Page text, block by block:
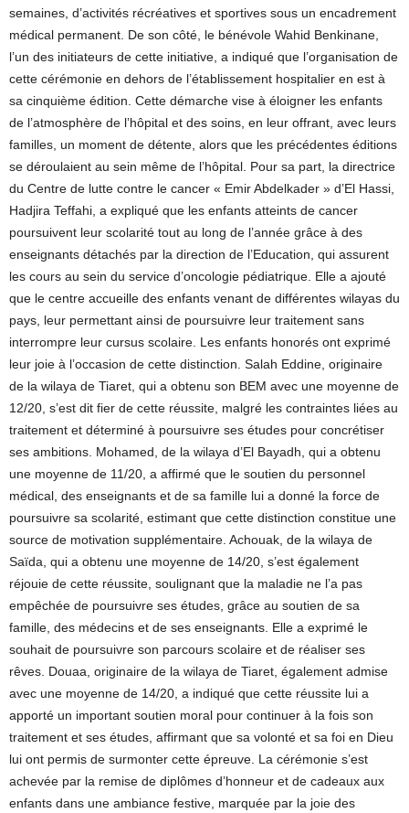
semaines, d’activités récréatives et sportives sous un encadrement
médical permanent. De son côté, le bénévole Wahid Benkinane,
l’un des initiateurs de cette initiative, a indiqué que l’organisation de
cette cérémonie en dehors de l’établissement hospitalier en est à
sa cinquième édition. Cette démarche vise à éloigner les enfants
de l’atmosphère de l’hôpital et des soins, en leur offrant, avec leurs
familles, un moment de détente, alors que les précédentes éditions
se déroulaient au sein même de l’hôpital. Pour sa part, la directrice
du Centre de lutte contre le cancer « Emir Abdelkader » d’El Hassi,
Hadjira Teffahi, a expliqué que les enfants atteints de cancer
poursuivent leur scolarité tout au long de l’année grâce à des
enseignants détachés par la direction de l’Education, qui assurent
les cours au sein du service d’oncologie pédiatrique. Elle a ajouté
que le centre accueille des enfants venant de différentes wilayas du
pays, leur permettant ainsi de poursuivre leur traitement sans
interrompre leur cursus scolaire. Les enfants honorés ont exprimé
leur joie à l’occasion de cette distinction. Salah Eddine, originaire
de la wilaya de Tiaret, qui a obtenu son BEM avec une moyenne de
12/20, s’est dit fier de cette réussite, malgré les contraintes liées au
traitement et déterminé à poursuivre ses études pour concrétiser
ses ambitions. Mohamed, de la wilaya d’El Bayadh, qui a obtenu
une moyenne de 11/20, a affirmé que le soutien du personnel
médical, des enseignants et de sa famille lui a donné la force de
poursuivre sa scolarité, estimant que cette distinction constitue une
source de motivation supplémentaire. Achouak, de la wilaya de
Saïda, qui a obtenu une moyenne de 14/20, s’est également
réjouie de cette réussite, soulignant que la maladie ne l’a pas
empêchée de poursuivre ses études, grâce au soutien de sa
famille, des médecins et de ses enseignants. Elle a exprimé le
souhait de poursuivre son parcours scolaire et de réaliser ses
rêves. Douaa, originaire de la wilaya de Tiaret, également admise
avec une moyenne de 14/20, a indiqué que cette réussite lui a
apporté un important soutien moral pour continuer à la fois son
traitement et ses études, affirmant que sa volonté et sa foi en Dieu
lui ont permis de surmonter cette épreuve. La cérémonie s’est
achevée par la remise de diplômes d’honneur et de cadeaux aux
enfants dans une ambiance festive, marquée par la joie des